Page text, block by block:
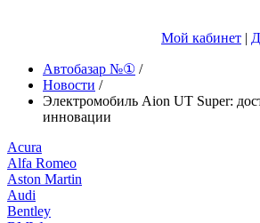
Мой кабинет |
Автобазар №① /
Новости /
Электромобиль Aion UT Super:
инновации
Acura
Alfa Romeo
Aston Martin
Audi
Bentley